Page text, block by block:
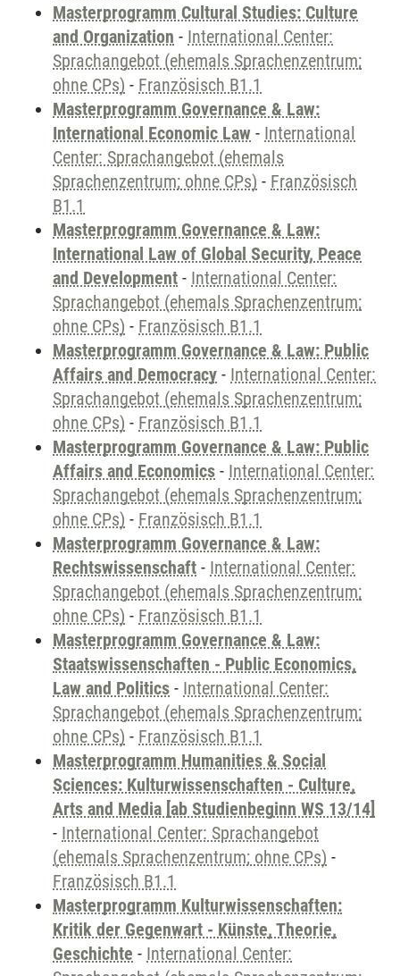
Masterprogramm Cultural Studies: Culture
and Organization - International Center:
Sprachangebot (ehemals Sprachenzentrum;
ohne CPs) - Französisch B1.1
Masterprogramm Governance & Law:
International Economic Law - International
Center: Sprachangebot (ehemals
Sprachenzentrum; ohne CPs) - Französisch
B1.1
Masterprogramm Governance & Law:
International Law of Global Security, Peace
and Development - International Center:
Sprachangebot (ehemals Sprachenzentrum;
ohne CPs) - Französisch B1.1
Masterprogramm Governance & Law: Public
Affairs and Democracy - International Center:
Sprachangebot (ehemals Sprachenzentrum;
ohne CPs) - Französisch B1.1
Masterprogramm Governance & Law: Public
Affairs and Economics - International Center:
Sprachangebot (ehemals Sprachenzentrum;
ohne CPs) - Französisch B1.1
Masterprogramm Governance & Law:
Rechtswissenschaft - International Center:
Sprachangebot (ehemals Sprachenzentrum;
ohne CPs) - Französisch B1.1
Masterprogramm Governance & Law:
Staatswissenschaften - Public Economics,
Law and Politics - International Center:
Sprachangebot (ehemals Sprachenzentrum;
ohne CPs) - Französisch B1.1
Masterprogramm Humanities & Social
Sciences: Kulturwissenschaften - Culture,
Arts and Media [ab Studienbeginn WS 13/14]
- International Center: Sprachangebot
(ehemals Sprachenzentrum; ohne CPs) -
Französisch B1.1
Masterprogramm Kulturwissenschaften:
Kritik der Gegenwart - Künste, Theorie,
Geschichte - International Center: